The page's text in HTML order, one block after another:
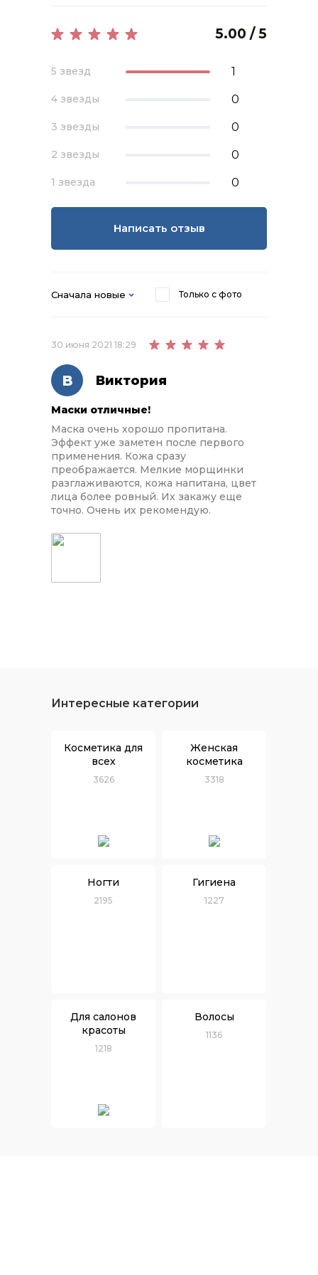
5.00 / 5
5 звезд 1
4 звезды 0
3 звезды 0
2 звезды 0
1 звезда 0
Написать отзыв
Сначала новые Только с фото
В Виктория
30 июня 2021 18:29
Маски отличные!
Маска очень хорошо пропитана.
Эффект уже заметен после первого
применения. Кожа сразу
преображается. Мелкие морщинки
разглаживаются, кожа напитана, цвет
лица более ровный. Их закажу еще
точно. Очень их рекомендую.
Интересные категории
Косметика для
всех
3626
Женская
косметика
3318
Ногти
2195
Гигиена
1227
Для салонов
красоты
1218
Волосы
1136